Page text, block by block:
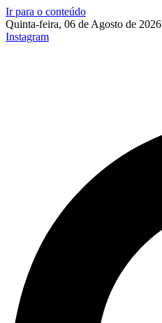
Ir para o conteúdo
Quinta-feira, 06 de Agosto de 2026
Instagram